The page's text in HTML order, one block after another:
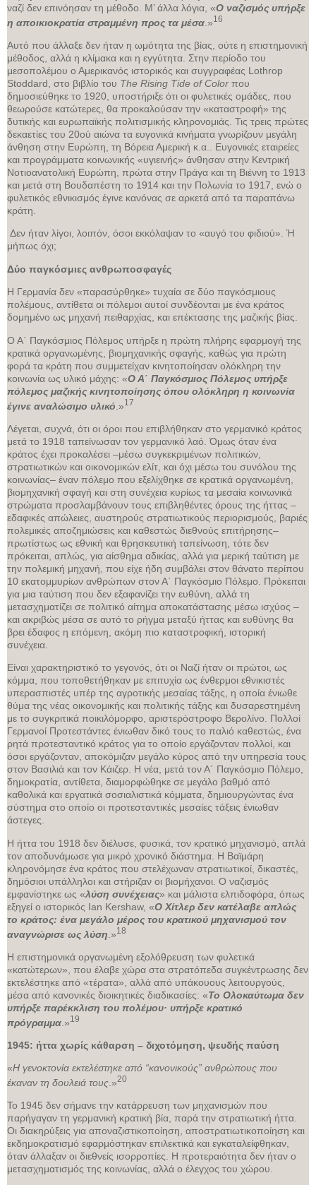
ναζί δεν επινόησαν τη μέθοδο. Μ’ άλλα λόγια, «Ο ναζισμός υπήρξε
η αποικιοκρατία στραμμένη προς τα μέσα .»16
Αυτό που άλλαξε δεν ήταν η ωμότητα της βίας, ούτε η επιστημονική
μέθοδος, αλλά η κλίμακα και η εγγύτητα. Στην περίοδο του
μεσοπολέμου ο Αμερικανός ιστορικός και συγγραφέας Lothrop
Stoddard, στο βιβλίο του The Rising Tide of Color που
δημοσιεύθηκε το 1920, υποστήριξε ότι οι φυλετικές ομάδες, που
θεωρούσε κατώτερες, θα προκαλούσαν την «καταστροφή» της
δυτικής και ευρωπαϊκής πολιτισμικής κληρονομιάς. Τις τρεις πρώτες
δεκαετίες του 20ού αιώνα τα ευγονικά κινήματα γνωρίζουν μεγάλη
άνθηση στην Ευρώπη, τη Βόρεια Αμερική κ.α.. Ευγονικές εταιρείες
και προγράμματα κοινωνικής «υγιεινής» άνθησαν στην Κεντρική
Νοτιοανατολική Ευρώπη, πρώτα στην Πράγα και τη Βιέννη το 1913
και μετά στη Βουδαπέστη το 1914 και την Πολωνία το 1917, ενώ ο
φυλετικός εθνικισμός έγινε κανόνας σε αρκετά από τα παραπάνω
κράτη.
Δεν ήταν λίγοι, λοιπόν, όσοι εκκόλαψαν το «αυγό του φιδιού». Ή
μήπως όχι;
Δύο παγκόσμιες ανθρωποσφαγές
Η Γερμανία δεν «παρασύρθηκε» τυχαία σε δύο παγκόσμιους
πολέμους, αντίθετα οι πόλεμοι αυτοί συνδέονται με ένα κράτος
δομημένο ως μηχανή πειθαρχίας, και επέκτασης της μαζικής βίας.
Ο Α΄ Παγκόσμιος Πόλεμος υπήρξε η πρώτη πλήρης εφαρμογή της
κρατικά οργανωμένης, βιομηχανικής σφαγής, καθώς για πρώτη
φορά τα κράτη που συμμετείχαν κινητοποίησαν ολόκληρη την
κοινωνία ως υλικό μάχης: «Ο Α΄ Παγκόσμιος Πόλεμος υπήρξε
πόλεμος μαζικής κινητοποίησης όπου ολόκληρη η κοινωνία
έγινε αναλώσιμο υλικό .»17
Λέγεται, συχνά, ότι οι όροι που επιβλήθηκαν στο γερμανικό κράτος
μετά το 1918 ταπείνωσαν τον γερμανικό λαό. Όμως όταν ένα
κράτος έχει προκαλέσει –μέσω συγκεκριμένων πολιτικών,
στρατιωτικών και οικονομικών ελίτ, και όχι μέσω του συνόλου της
κοινωνίας– έναν πόλεμο που εξελίχθηκε σε κρατικά οργανωμένη,
βιομηχανική σφαγή και στη συνέχεια κυρίως τα μεσαία κοινωνικά
στρώματα προσλαμβάνουν τους επιβληθέντες όρους της ήττας –
εδαφικές απώλειες, αυστηρούς στρατιωτικούς περιορισμούς, βαριές
πολεμικές αποζημιώσεις και καθεστώς διεθνούς επιτήρησης–
πρωτίστως ως εθνική και θρησκευτική ταπείνωση, τότε δεν
πρόκειται, απλώς, για αίσθημα αδικίας, αλλά για μερική ταύτιση με
την πολεμική μηχανή, που είχε ήδη συμβάλει στον θάνατο περίπου
10 εκατομμυρίων ανθρώπων στον Α΄ Παγκόσμιο Πόλεμο. Πρόκειται
για μια ταύτιση που δεν εξαφανίζει την ευθύνη, αλλά τη
μετασχηματίζει σε πολιτικό αίτημα αποκατάστασης μέσω ισχύος –
και ακριβώς μέσα σε αυτό το ρήγμα μεταξύ ήττας και ευθύνης θα
βρει έδαφος η επόμενη, ακόμη πιο καταστροφική, ιστορική
συνέχεια.
Είναι χαρακτηριστικό το γεγονός, ότι οι Ναζί ήταν οι πρώτοι, ως
κόμμα, που τοποθετήθηκαν με επιτυχία ως ένθερμοι εθνικιστές
υπερασπιστές υπέρ της αγροτικής μεσαίας τάξης, η οποία ένιωθε
θύμα της νέας οικονομικής και πολιτικής τάξης και δυσαρεστημένη
με το συγκριτικά ποικιλόμορφο, αριστερόστροφο Βερολίνο. Πολλοί
Γερμανοί Προτεστάντες ένιωθαν δικό τους το παλιό καθεστώς, ένα
ρητά προτεσταντικό κράτος για το οποίο εργάζονταν πολλοί, και
όσοι εργάζονταν, αποκόμιζαν μεγάλο κύρος από την υπηρεσία τους
στον Βασιλιά και τον Κάιζερ. Η νέα, μετά τον Α´ Παγκόσμιο Πόλεμο,
δημοκρατία, αντίθετα, διαμορφώθηκε σε μεγάλο βαθμό από
καθολικά και εργατικά σοσιαλιστικά κόμματα, δημιουργώντας ένα
σύστημα στο οποίο οι προτεσταντικές μεσαίες τάξεις ένιωθαν
άστεγες.
Η ήττα του 1918 δεν διέλυσε, φυσικά, τον κρατικό μηχανισμό, απλά
τον αποδυνάμωσε για μικρό χρονικό διάστημα. Η Βαϊμάρη
κληρονόμησε ένα κράτος που στελέχωναν στρατιωτικοί, δικαστές,
δημόσιοι υπάλληλοι και στήριζαν οι βιομήχανοι. Ο ναζισμός
εμφανίστηκε ως «λύση συνέχειας» και μάλιστα ελπιδοφόρα, όπως
εξηγεί ο ιστορικός Ian Kershaw, «Ο Χίτλερ δεν κατέλαβε απλώς
το κράτος: ένα μεγάλο μέρος του κρατικού μηχανισμού τον
αναγνώρισε ως λύση .»18
Η επιστημονικά οργανωμένη εξολόθρευση των φυλετικά
«κατώτερων», που έλαβε χώρα στα στρατόπεδα συγκέντρωσης δεν
εκτελέστηκε από «τέρατα», αλλά από υπάκουους λειτουργούς,
μέσα από κανονικές διοικητικές διαδικασίες: «Το Ολοκαύτωμα δεν
υπήρξε παρέκκλιση του πολέμου· υπήρξε κρατικό
πρόγραμμα .»19
1945: ήττα χωρίς κάθαρση – διχοτόμηση, ψευδής παύση
«Η γενοκτονία εκτελέστηκε από “κανονικούς” ανθρώπους που
έκαναν τη δουλειά τους .»20
Το 1945 δεν σήμανε την κατάρρευση των μηχανισμών που
παρήγαγαν τη γερμανική κρατική βία, παρά την στρατιωτική ήττα.
Οι διακηρύξεις για αποναζιστικοποίηση, αποστρατιωτικοποίηση και
εκδημοκρατισμό εφαρμόστηκαν επιλεκτικά και εγκαταλείφθηκαν,
όταν άλλαξαν οι διεθνείς ισορροπίες. Η προτεραιότητα δεν ήταν ο
μετασχηματισμός της κοινωνίας, αλλά ο έλεγχος του χώρου.